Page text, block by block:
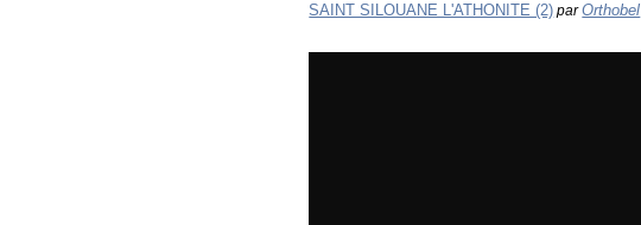
SAINT SILOUANE L'ATHONITE (2) parOrthobel